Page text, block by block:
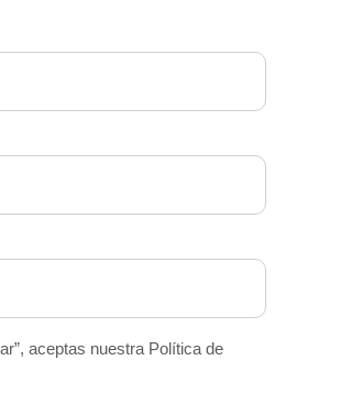
aceptas nuestra Política de